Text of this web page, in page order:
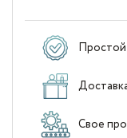
Свое